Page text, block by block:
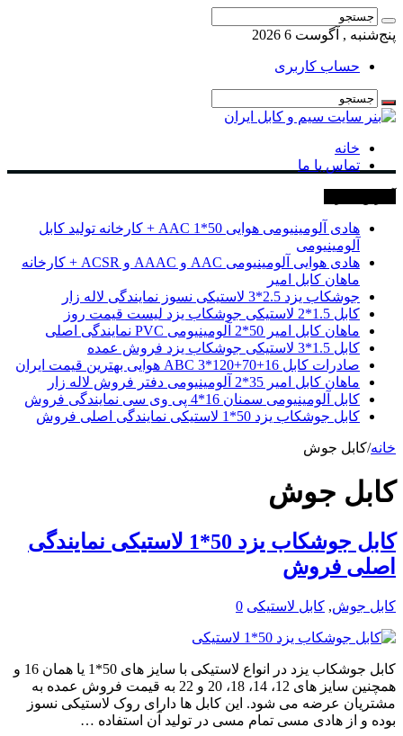
پنج‌شنبه , آگوست 6 2026
حساب کاربری
خانه
تماس با ما
هادی آلومینیومی هوایی 50*1 AAC + کارخانه تولید کابل
آلومینیومی
هادی هوایی آلومینیومی AAC و AAAC و ACSR + کارخانه
ماهان کابل امیر
جوشکاب یزد 2.5*3 لاستیکی نسوز نمایندگی لاله زار
کابل 1.5*2 لاستیکی جوشکاب یزد لیست قیمت روز
ماهان کابل امیر 50*2 آلومینیومی PVC نمایندگی اصلی
کابل 1.5*3 لاستیکی جوشکاب یزد فروش عمده
صادرات کابل 16+70+120*3 ABC هوایی بهترین قیمت ایران
ماهان کابل امیر 35*2 آلومینیومی دفتر فروش لاله زار
کابل آلومینیومی سمنان 16*4 پی وی سی نمایندگی فروش
کابل جوشکاب یزد 50*1 لاستیکی نمایندگی اصلی فروش
خانه/کابل جوش
کابل جوش
کابل جوشکاب یزد 50*1 لاستیکی نمایندگی
اصلی فروش
کابل جوش, کابل لاستیکی 0
کابل جوشکاب یزد در انواع لاستیکی با سایز های 50*1 یا همان 16 و
همچنین سایز های 12، 14، 18، 20 و 22 به قیمت فروش عمده به
مشتریان عرضه می شود. این کابل ها دارای روک لاستیکی نسوز
بوده و از هادی مسی تمام مسی در تولید آن استفاده …